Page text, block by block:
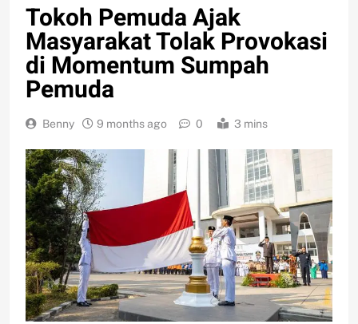
Tokoh Pemuda Ajak
Masyarakat Tolak Provokasi
di Momentum Sumpah
Pemuda
Benny 9 months ago 0 3 mins